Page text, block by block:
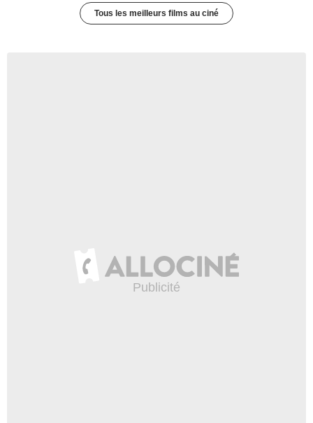
Tous les meilleurs films au ciné